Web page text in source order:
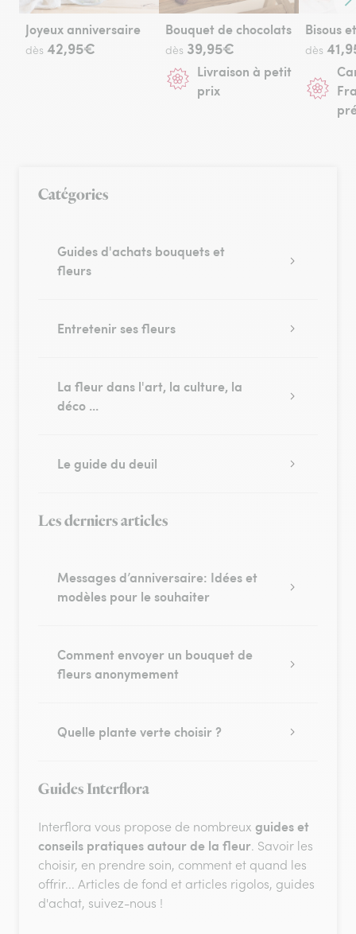
Joyeux anniversaire
dès 42,95€
Bouquet de chocolats
dès 39,95€
Livraison à petit
prix
dès
Catégories
Guides d'achats bouquets et
fleurs
Entretenir ses fleurs
La fleur dans l'art, la culture, la
déco ...
Le guide du deuil
Les derniers articles
Messages d’anniversaire: Idées et
modèles pour le souhaiter
Comment envoyer un bouquet de
fleurs anonymement
Quelle plante verte choisir ?
Guides Interflora
Interflora vous propose de nombreux guides et
conseils pratiques autour de la fleur. Savoir les
choisir, en prendre soin, comment et quand les
offrir... Articles de fond et articles rigolos, guides
d'achat, suivez-nous !